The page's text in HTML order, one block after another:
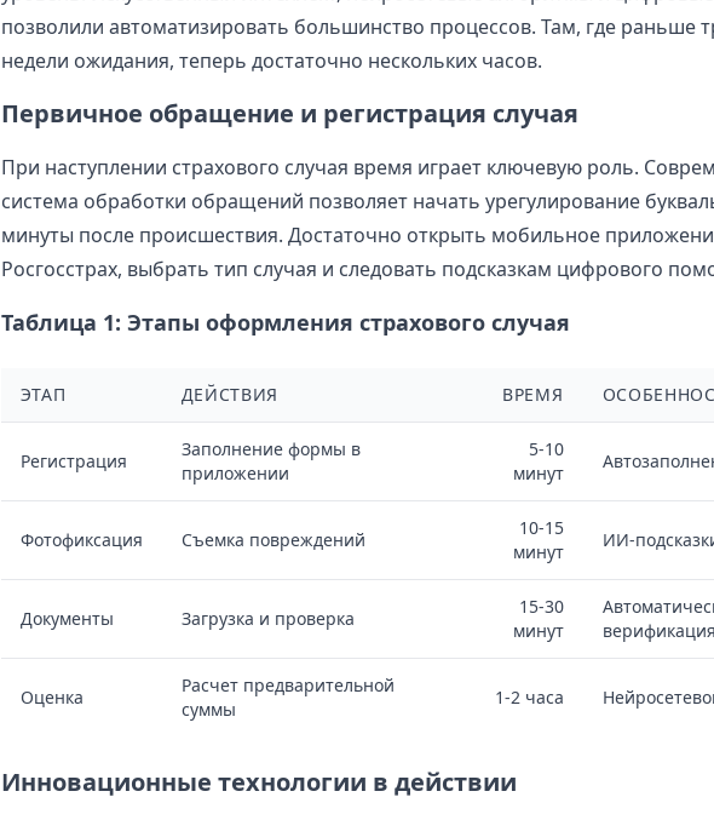
позволили автоматизировать большинство процессов. Там, где раньше
недели ожидания, теперь достаточно нескольких часов.
Первичное обращение и регистрация случая
При наступлении страхового случая время играет ключевую роль.
система обработки обращений позволяет начать урегулирование
минуты после происшествия. Достаточно открыть мобильное
Росгосстрах, выбрать тип случая и следовать подсказкам цифрового
Таблица 1: Этапы оформления страхового случая
ЭТАП ДЕЙСТВИЯ ВРЕМЯ
Регистрация
Заполнение формы в
приложении
5-10
минут
Фотофиксация Съемка повреждений
10-15
минут
ИИ-
Документы Загрузка и проверка
15-30
минут
верификация
Оценка
Расчет предварительной
суммы
1-2 часа
Инновационные технологии в действии